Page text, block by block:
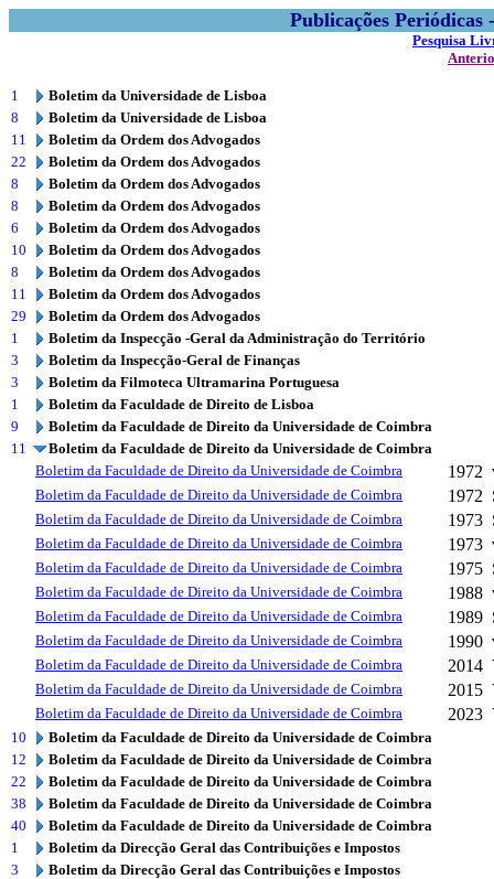
Publicações
Pesquisa
1
Boletim da Universidade de Lisboa
8
Boletim da Universidade de Lisboa
11
Boletim da Ordem dos Advogados
22
Boletim da Ordem dos Advogados
8
Boletim da Ordem dos Advogados
8
Boletim da Ordem dos Advogados
6
Boletim da Ordem dos Advogados
10
Boletim da Ordem dos Advogados
8
Boletim da Ordem dos Advogados
11
Boletim da Ordem dos Advogados
29
Boletim da Ordem dos Advogados
1
Boletim da Inspecção -Geral da Administração do Território
3
Boletim da Inspecção-Geral de Finanças
3
Boletim da Filmoteca Ultramarina Portuguesa
1
Boletim da Faculdade de Direito de Lisboa
9
Boletim da Faculdade de Direito da Universidade de Coimbra
11
Boletim da Faculdade de Direito da Universidade de Coimbra
Boletim da Faculdade de Direito da Universidade de Coimbra
1972
Boletim da Faculdade de Direito da Universidade de Coimbra 1972
Boletim da Faculdade de Direito da Universidade de Coimbra 1973
Boletim da Faculdade de Direito da Universidade de Coimbra 1973
Boletim da Faculdade de Direito da Universidade de Coimbra 1975
Boletim da Faculdade de Direito da Universidade de Coimbra 1988
Boletim da Faculdade de Direito da Universidade de Coimbra 1989
Boletim da Faculdade de Direito da Universidade de Coimbra 1990
Boletim da Faculdade de Direito da Universidade de Coimbra 2014
Boletim da Faculdade de Direito da Universidade de Coimbra 2015
Boletim da Faculdade de Direito da Universidade de Coimbra 2023
10
Boletim da Faculdade de Direito da Universidade de Coimbra
12
Boletim da Faculdade de Direito da Universidade de Coimbra
22
Boletim da Faculdade de Direito da Universidade de Coimbra
38
Boletim da Faculdade de Direito da Universidade de Coimbra
40
Boletim da Faculdade de Direito da Universidade de Coimbra
1
Boletim da Direcção Geral das Contribuições e Impostos
3
Boletim da Direcção Geral das Contribuições e Impostos